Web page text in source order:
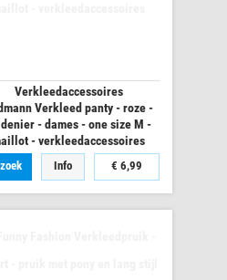
Verkleedaccessoires
Verkleed panty - roze -
- dames - one size M -
- verkleedaccessoires
Info € 6,99